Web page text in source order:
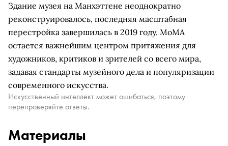
Здание музея на Манхэттене неоднократно
реконструировалось, последняя масштабная
перестройка завершилась в 2019 году. МоМА
остается важнейшим центром притяжения для
художников, критиков и зрителей со всего мира,
задавая стандарты музейного дела и популяризации
современного искусства.
Искусственный интеллект может ошибаться, поэтому
перепроверяйте ответы.
Материалы